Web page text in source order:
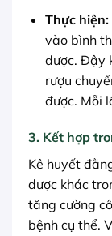
Thực hiện:
vào bình
dược. Đậy
rượu
được. Mỗi
3. Kết hợp
Kê huyết
dược khác
tăng cường
bệnh cụ thể.